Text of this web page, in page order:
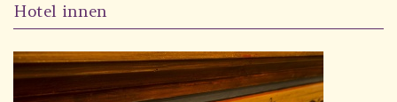
Galerie
#villacarona
Hotel innen